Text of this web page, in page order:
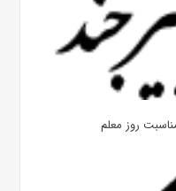
روز معلم